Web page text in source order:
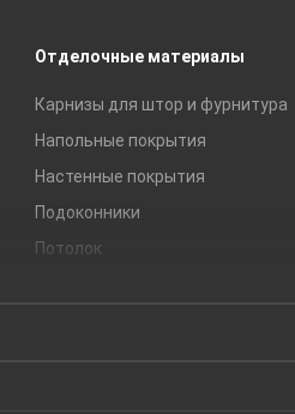
Отделочные материалы
Карнизы для штор и фурнитура
Напольные покрытия
Настенные покрытия
Подоконники
Потолок